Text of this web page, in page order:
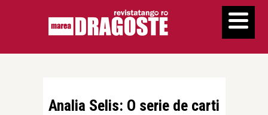
Analia Selis: O serie de carti